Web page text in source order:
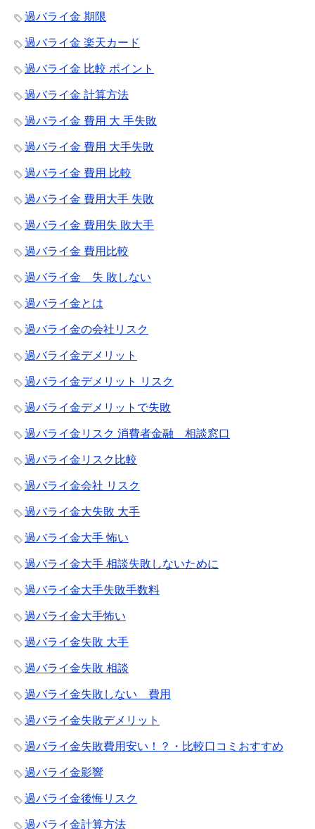
過バライ金 期限
過バライ金 楽天カード
過バライ金 比較 ポイント
過バライ金 計算方法
過バライ金 費用 大 手失敗
過バライ金 費用 大手失敗
過バライ金 費用 比較
過バライ金 費用大手 失敗
過バライ金 費用失 敗大手
過バライ金 費用比較
過バライ金 失 敗しない
過バライ金とは
過バライ金の会社リスク
過バライ金デメリット
過バライ金デメリット リスク
過バライ金デメリットで失敗
過バライ金リスク 消費者金融 相談窓口
過バライ金リスク比較
過バライ金会社 リスク
過バライ金大失敗 大手
過バライ金大手 怖い
過バライ金大手 相談失敗しないために
過バライ金大手失敗手数料
過バライ金大手怖い
過バライ金失敗 大手
過バライ金失敗 相談
過バライ金失敗しない 費用
過バライ金失敗デメリット
過バライ金失敗費用安い！？・比較口コミおすすめ
過バライ金影響
過バライ金後悔リスク
過バライ金計算方法